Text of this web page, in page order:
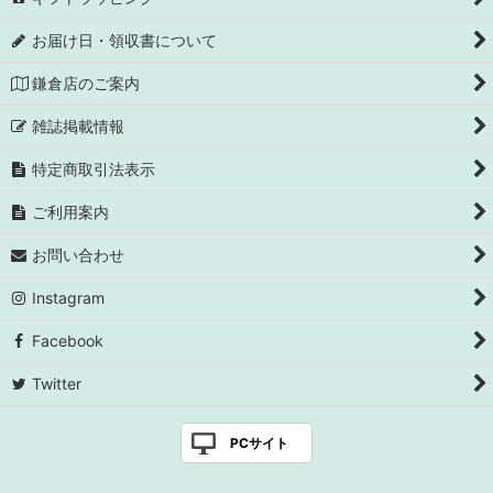
お届け日・領収書について
鎌倉店のご案内
雑誌掲載情報
特定商取引法表示
ご利用案内
お問い合わせ
Instagram
Facebook
Twitter
PCサイト